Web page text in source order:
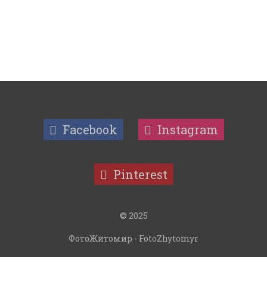
Facebook Instagram
Pinterest
© 2025
ФотоЖитомир - FotoZhytomyr